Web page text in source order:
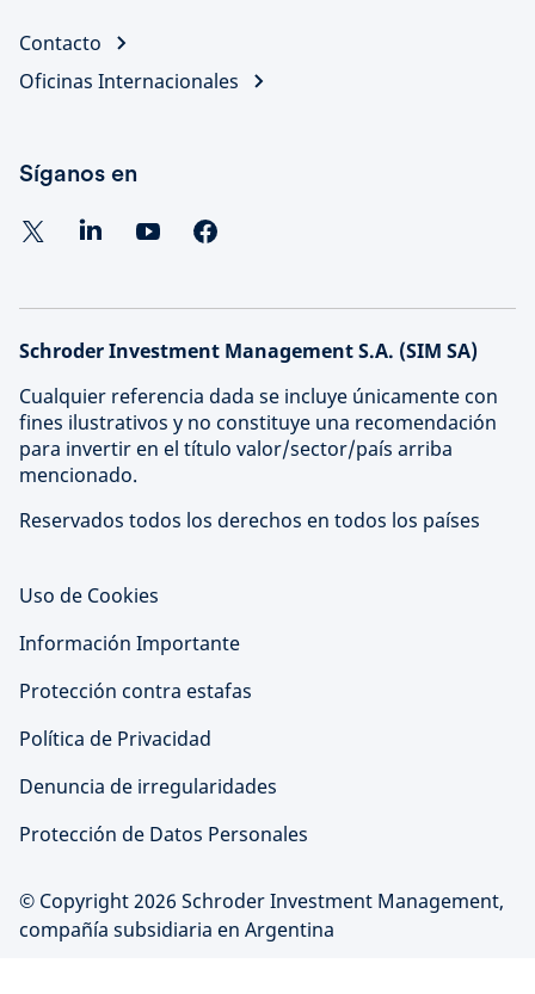
Contacto
Oficinas Internacionales
Síganos en
Schroder Investment Management S.A. (SIM SA)
Cualquier referencia dada se incluye únicamente con
fines ilustrativos y no constituye una recomendación
para invertir en el título valor/sector/país arriba
mencionado.
Reservados todos los derechos en todos los países
Uso de Cookies
Información Importante
Protección contra estafas
Política de Privacidad
Denuncia de irregularidades
Protección de Datos Personales
© Copyright 2026 Schroder Investment Management,
compañía subsidiaria en Argentina